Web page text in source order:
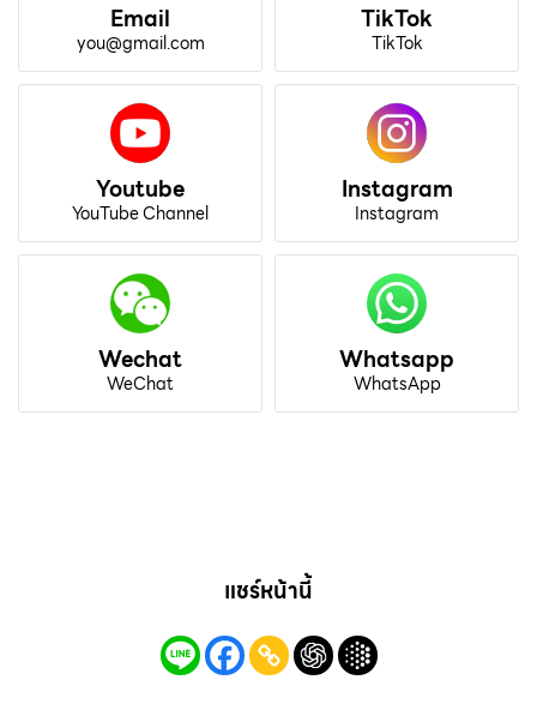
Email
you@gmail.com
TikTok
TikTok
Youtube
YouTube Channel
Instagram
Instagram
Wechat
WeChat
Whatsapp
WhatsApp
แชร์หน้านี้